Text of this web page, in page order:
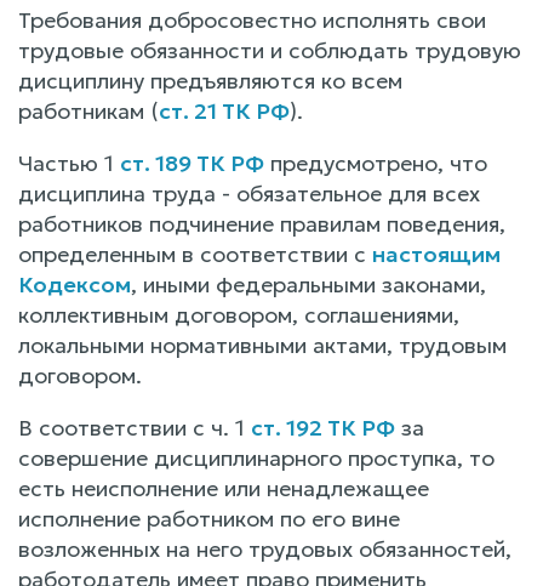
Требования добросовестно исполнять свои
трудовые обязанности и соблюдать трудовую
дисциплину предъявляются ко всем
работникам (ст. 21 ТК РФ).
Частью 1 ст. 189 ТК РФ предусмотрено, что
дисциплина труда - обязательное для всех
работников подчинение правилам поведения,
определенным в соответствии с настоящим
Кодексом, иными федеральными законами,
коллективным договором, соглашениями,
локальными нормативными актами, трудовым
договором.
В соответствии с ч. 1 ст. 192 ТК РФ за
совершение дисциплинарного проступка, то
есть неисполнение или ненадлежащее
исполнение работником по его вине
возложенных на него трудовых обязанностей,
работодатель имеет право применить